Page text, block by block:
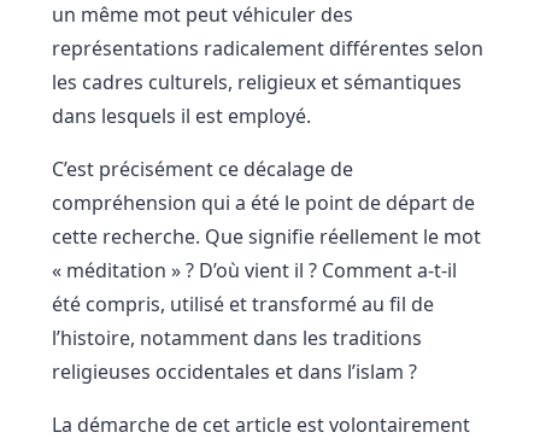
un même mot peut véhiculer des
représentations radicalement différentes selon
les cadres culturels, religieux et sémantiques
dans lesquels il est employé.
C’est précisément ce décalage de
compréhension qui a été le point de départ de
cette recherche. Que signifie réellement le mot
« méditation » ? D’où vient il ? Comment a-t-il
été compris, utilisé et transformé au fil de
l’histoire, notamment dans les traditions
religieuses occidentales et dans l’islam ?
La démarche de cet article est volontairement